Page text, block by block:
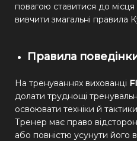
повагою ставитися до місця
вивчити змагальні
Правила
На тренуваннях вихованці
долати труднощі
освоювати техніки й
Тренер має право
або повністю усунути його